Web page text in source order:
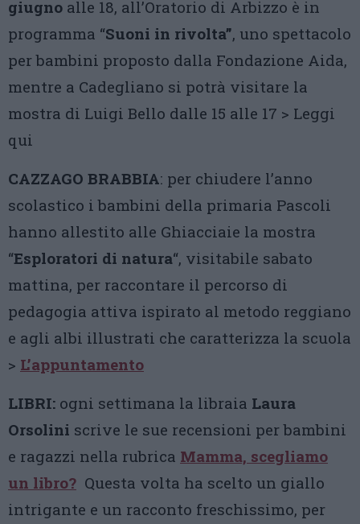
giugno alle 18, all’Oratorio di Arbizzo è in
programma “Suoni in rivolta”, uno spettacolo
per bambini proposto dalla Fondazione Aida,
mentre a Cadegliano si potrà visitare la
mostra di Luigi Bello dalle 15 alle 17 > Leggi
qui
CAZZAGO BRABBIA: per chiudere l’anno
scolastico i bambini della primaria Pascoli
hanno allestito alle Ghiacciaie la mostra
“Esploratori di natura“, visitabile sabato
mattina, per raccontare il percorso di
pedagogia attiva ispirato al metodo reggiano
e agli albi illustrati che caratterizza la scuola
> L’appuntamento
LIBRI: ogni settimana la libraia Laura
Orsolini scrive le sue recensioni per bambini
e ragazzi nella rubrica Mamma, scegliamo
un libro? Questa volta ha scelto un giallo
intrigante e un racconto freschissimo, per